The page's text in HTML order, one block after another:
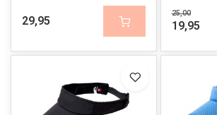
29,95
25,00
19,95